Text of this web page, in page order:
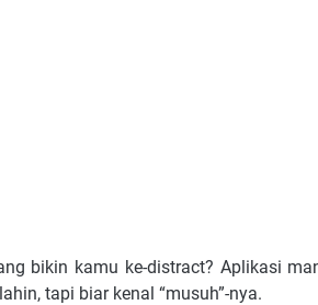
bikin kamu ke-distract? Aplikasi
tapi biar kenal “musuh”-nya.